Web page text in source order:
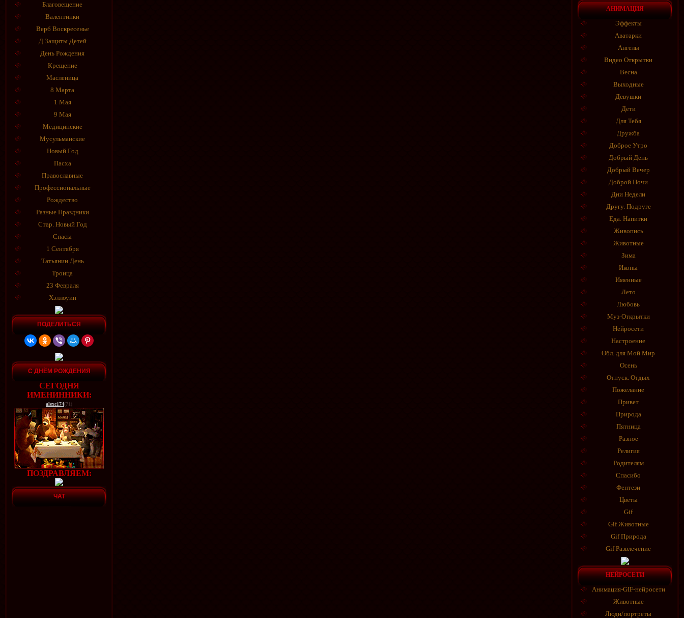
Благовещение
Валентинки
Верб Воскресенье
Д Защиты Детей
День Рождения
Крещение
Масленица
8 Марта
1 Мая
9 Мая
Медицинские
Мусульманские
Новый Год
Пасха
Православные
Профессиональные
Рождество
Разные Праздники
Стар. Новый Год
Спасы
1 Сентября
Татьянин День
Троица
23 Февраля
Хэллоуин
ПОДЕЛИТЬСЯ
С ДНЁМ РОЖДЕНИЯ
СЕГОДНЯ
ИМЕНИННИКИ:
alexc174(71)
ПОЗДРАВЛЯЕМ:
ЧАТ
АНИМАЦИЯ
Эффекты
Аватарки
Ангелы
Видео Открытки
Весна
Выходные
Девушки
Дети
Для Тебя
Дружба
Доброе Утро
Добрый День
Добрый Вечер
Доброй Ночи
Дни Недели
Другу. Подруге
Еда. Напитки
Живопись
Животные
Зима
Иконы
Именные
Лето
Любовь
Муз-Открытки
Нейросети
Настроение
Обл. для Мой Мир
Осень
Отпуск. Отдых
Пожелание
Привет
Природа
Пятница
Разное
Религия
Родителям
Спасибо
Фентези
Цветы
Gif
Gif Животные
Gif Природа
Gif Развлечение
НЕЙРОСЕТИ
Анимация-GIF-нейросети
Животные
Люди/портреты